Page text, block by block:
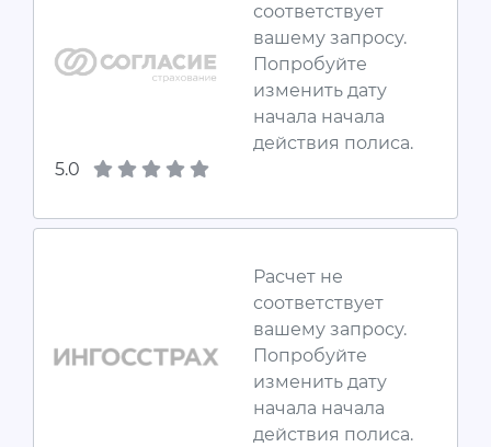
соответствует
вашему запросу.
Попробуйте
изменить дату
начала начала
действия полиса.
5.0
Расчет не
соответствует
вашему запросу.
Попробуйте
изменить дату
начала начала
действия полиса.